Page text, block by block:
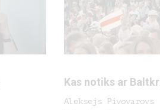
Kas notiks ar
Aleksejs Pivovarovs